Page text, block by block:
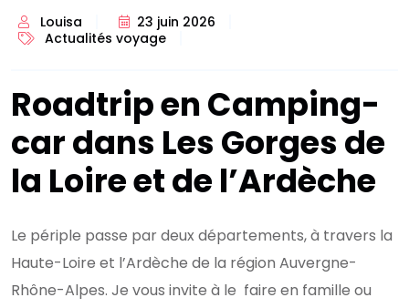
Louisa
23 juin 2026
Actualités voyage
Roadtrip en Camping-
car dans Les Gorges de
la Loire et de l’Ardèche
Le périple passe par deux départements, à travers la
Haute-Loire et l’Ardèche de la région Auvergne-
Rhône-Alpes. Je vous invite à le faire en famille ou